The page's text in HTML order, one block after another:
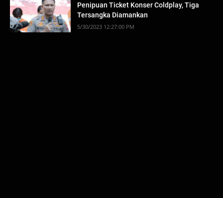
Penipuan Ticket Konser Coldplay, Tiga
Tersangka Diamankan
5/30/2023 12:27:00 PM